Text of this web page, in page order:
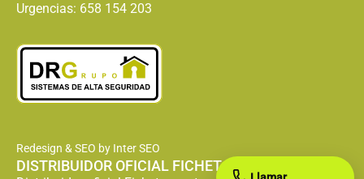
Urgencias: 658 154 203
Redesign & SEO by Inter SEO
DISTRIBUIDOR OFICIAL FICHET